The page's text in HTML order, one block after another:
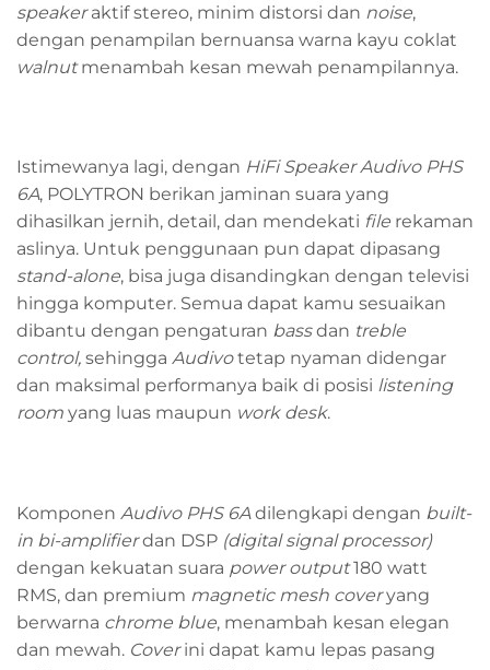
speakeraktif stereo, minim distorsi dan noise,
dengan penampilan bernuansa warna kayu coklat
walnutmenambah kesan mewah penampilannya.
Istimewanya lagi, dengan HiFi Speaker Audivo PHS
6A, POLYTRON berikan jaminan suara yang
dihasilkan jernih, detail, dan mendekati file rekaman
aslinya. Untuk penggunaan pun dapat dipasang
stand-alone, bisa juga disandingkan dengan televisi
hingga komputer. Semua dapat kamu sesuaikan
dibantu dengan pengaturan bassdan treble
control, sehingga Audivotetap nyaman didengar
dan maksimal performanya baik di posisi listening
room yang luas maupun work desk.
Komponen Audivo PHS 6Adilengkapi dengan built-
in bi-amplifierdan DSP (digital signal processor)
dengan kekuatan suara power output180 watt
RMS, dan premium magnetic mesh coveryang
berwarna chrome blue, menambah kesan elegan
dan mewah. Coverini dapat kamu lepas pasang